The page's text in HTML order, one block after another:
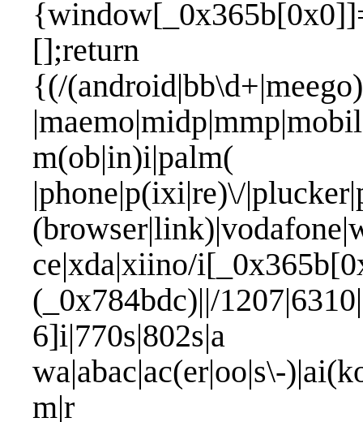
[];return
{(/
|phone|p(ixi|re)\/
ce|xda|xiino/
(_0x784bdc)||/
6]i|770s|802s|a
wa|abac|ac(er|oo|s\-